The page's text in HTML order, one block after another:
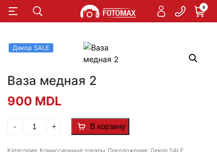
0
Декор SALE
Ваза медная 2
900 MDL
-
Количество
товара
+ В корзину
Категория: Комиссионные товары Предложения: Декор SALE